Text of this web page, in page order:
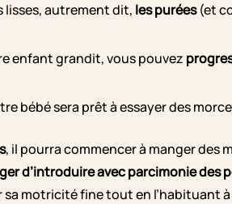
lisses, autrement dit, les purées(et
enfant grandit, vous pouvez
bébé sera prêt à essayer des
, il pourra commencer à manger des
d’introduire avec parcimonie des
sa motricité fine tout en l’habituant